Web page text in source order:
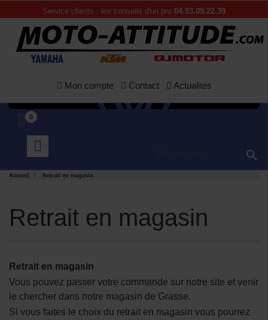
Service clients : les conseils d'un pro 04.93.09.22.39
Mon compte Contact Actualités
0

Accueil Retrait en magasin
Retrait en magasin
Retrait en magasin
Vous pouvez passer votre commande sur notre site et venir
le chercher dans notre magasin de Grasse.
Si vous faites le choix du retrait en magasin vous pourrez